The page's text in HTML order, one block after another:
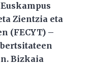
Zientzia eta
(FECYT) –
. Bizkaia